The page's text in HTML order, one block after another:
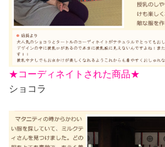
★コーディネイトされた商品★
ショコラ